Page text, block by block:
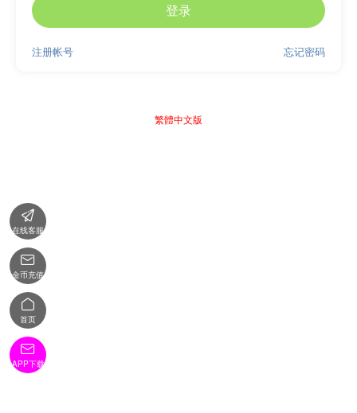
登录
忘记密码
注册帐号
繁體中文版

在线客服

金币充值

首页

APP下载